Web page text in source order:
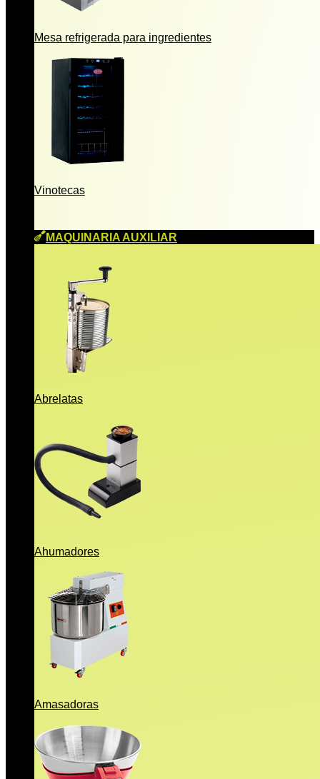
Mesa refrigerada para ingredientes
Vinotecas
MAQUINARIA AUXILIAR
Abrelatas
Ahumadores
Amasadoras